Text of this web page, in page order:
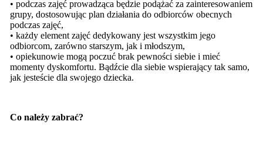
• podczas zajęć prowadząca będzie podążać za zainteresowaniem
grupy, dostosowując plan działania do odbiorców obecnych
podczas zajęć,
• każdy element zajęć dedykowany jest wszystkim jego
odbiorcom, zarówno starszym, jak i młodszym,
• opiekunowie mogą poczuć brak pewności siebie i mieć
momenty dyskomfortu. Bądźcie dla siebie wspierający tak samo,
jak jesteście dla swojego dziecka.
Co należy zabrać?